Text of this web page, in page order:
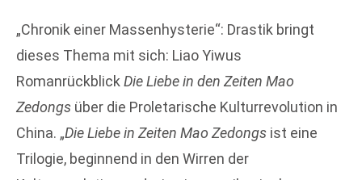
„Chronik einer Massenhysterie“: Drastik bringt
dieses Thema mit sich: Liao Yiwus
Romanrückblick Die Liebe in den Zeiten Mao
Zedongs über die Proletarische Kulturrevolution in
China. „Die Liebe in Zeiten Mao Zedongs ist eine
Trilogie, beginnend in den Wirren der